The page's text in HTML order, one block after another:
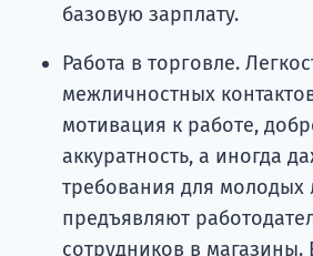
базовую зарплату.
Работа в торговле.
межличностных
мотивация к работе,
аккуратность, а иногда
требования для молодых
предъявляют
сотрудников в магазины.